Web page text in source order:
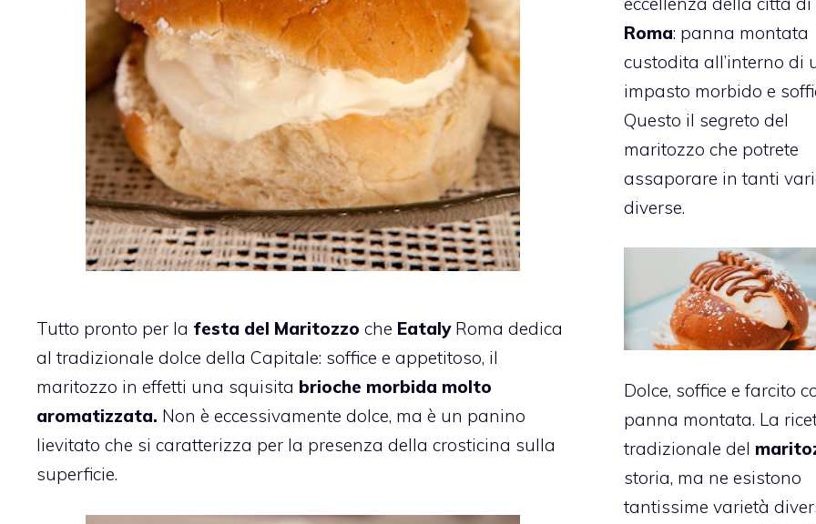
Tutto pronto per la festa del Maritozzo che EatalyRoma dedica
al tradizionale dolce della Capitale: soffice e appetitoso, il
maritozzo in effetti una squisita brioche morbida molto
aromatizzata. Non è eccessivamente dolce, ma è un panino
lievitato che si caratterizza per la presenza della crosticina sulla
superficie.
Roma: panna montata
custodita all’interno di
impasto morbido e
Questo il segreto del
maritozzo che potrete
assaporare in tanti
diverse.
Dolce, soffice e farcito
panna montata. La
tradizionale del
storia, ma ne esistono
tantissime varietà